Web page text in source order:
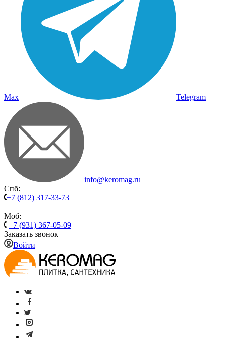
Max Telegram
info@keromag.ru
Спб:
+7 (812) 317-33-73
Моб:
+7 (931) 367-05-09
Заказать звонок
Войти